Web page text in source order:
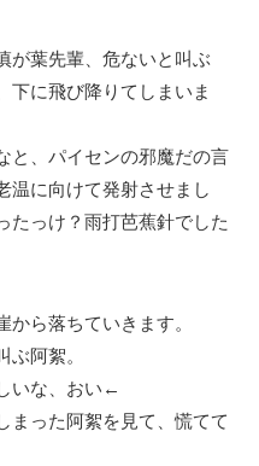
が葉先輩、危ないと叫ぶ
下に飛び降りてしまいま
と、パイセンの邪魔だの言
温に向けて発射させまし
たっけ？雨打芭蕉針でした
ら落ちていきます。
阿絮。
いな、おい←
まった阿絮を見て、慌てて